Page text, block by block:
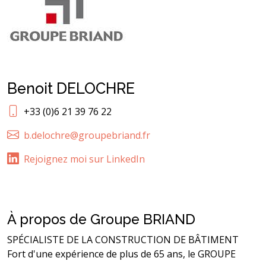
Benoit DELOCHRE
+33 (0)6 21 39 76 22
b.delochre@groupebriand.fr
Rejoignez moi sur LinkedIn
À propos de Groupe BRIAND
SPÉCIALISTE DE LA CONSTRUCTION DE BÂTIMENT
Fort d'une expérience de plus de 65 ans, le GROUPE